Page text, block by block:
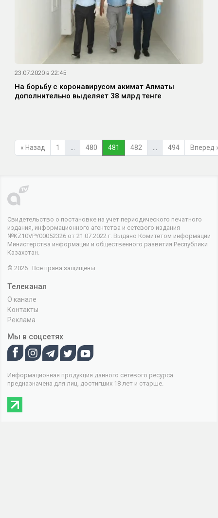
23.07.2020 в 22:45
На борьбу с коронавирусом акимат Алматы
дополнительно выделяет 38 млрд тенге
« Назад 1 480 481 482 494 Вперед
Свидетельство о постановке на учет периодического печатного
издания, информационного агентства и сетевого издания
№KZ10VPY00052326 от 21.07.2022 г. Выдано Комитетом информации
Министерства информации и общественного развития Республики
Казахстан.
© 2026 . Все права защищены
Телеканал
О канале
Контакты
Реклама
Мы в соцсетях
Информационная продукция данного сетевого ресурса
предназначена для лиц, достигших 18 лет и старше.